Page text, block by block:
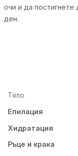
очи и да постигнете
ден.
Тяло
Епилация
Хидратация
Ръце и крака